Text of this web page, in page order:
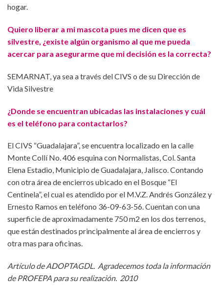
hogar.
Quiero liberar a mi mascota pues me dicen que es
silvestre, ¿existe algún organismo al que me pueda
acercar para asegurarme que mi decisión es la correcta?
SEMARNAT, ya sea a través del CIVS o de su Dirección de
Vida Silvestre
¿Donde se encuentran ubicadas las instalaciones y cuál
es el teléfono para contactarlos?
El CIVS “Guadalajara”, se encuentra localizado en la calle
Monte Collí No. 406 esquina con Normalistas, Col. Santa
Elena Estadio, Municipio de Guadalajara, Jalisco. Contando
con otra área de encierros ubicado en el Bosque “El
Centinela”, el cual es atendido por el M.V.Z. Andrés González y
Ernesto Ramos en teléfono 36-09-63-56. Cuentan con una
superficie de aproximadamente 750 m2 en los dos terrenos,
que están destinados principalmente al área de encierros y
otra mas para oficinas.
Artículo de ADOPTAGDL. Agradecemos toda la información
de PROFEPA para su realización. 2010